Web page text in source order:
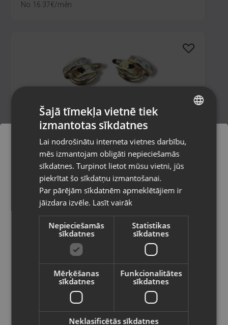
No 16.37€/mēn.
Zelta auskari
Rīga, Audēju iela 6
Stāvoklis Restaurēts (Garantija 24 mēneši)
181.00€
/mēn.
Zelta auskari
Pasūtījumi tiks piegādāti uz
izvēlēto valsti
Vietnes saturs būs attēlots izvēlētajā
valodā
Valsts
Latviešu / Latvian
RUSSIAN
Šajā tīmekļa vietnē tiek
izmantotas sīkdatnes
Lai nodrošinātu interneta vietnes darbību,
mēs izmantojam obligāti nepieciešamās
sīkdatnes. Turpinot lietot mūsu vietni, jūs
piekrītat šo sīkdatņu izmantošanai.
Par pārējām sīkdatnēm apmeklētājiem ir
jāizdara izvēle. Lasīt vairāk
Nepieciešamās
sīkdatnes
Statistikas
sīkdatnes
Mērķēšanas
sīkdatnes
Funkcionalitātes
sīkdatnes
Neklasificētās sīkdatnes